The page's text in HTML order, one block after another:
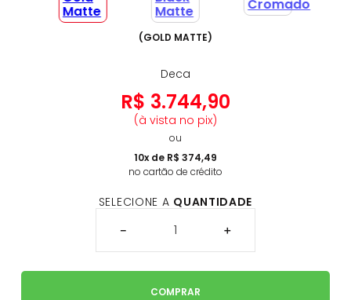
(GOLD MATTE)
Deca
R$ 3.744,90
(à vista no pix)
ou
10x de R$ 374,49
no cartão de crédito
SELECIONE A QUANTIDADE
＋
－
COMPRAR